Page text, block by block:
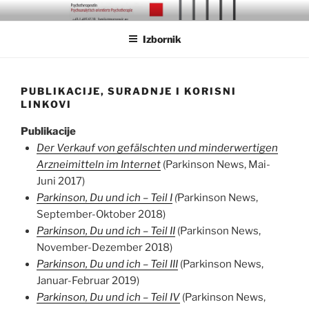
Preskoči
na
LAMIJA MUZUROVIĆ, PROF.
PSYCHOTHERAPEUTIN IN AUSBILDUNG UNTER SUPERVISION
Izbornik
PUBLIKACIJE, SURADNJE I KORISNI
LINKOVI
Publikacije
Der Verkauf von gefälschten und minderwertigen
Arzneimitteln im Internet(Parkinson News, Mai-
Juni 2017)
Parkinson, Du und ich – Teil I(Parkinson News,
September-Oktober 2018)
Parkinson, Du und ich – Teil II(Parkinson News,
November-Dezember 2018)
Parkinson, Du und ich – Teil III(Parkinson News,
Januar-Februar 2019)
Parkinson, Du und ich – Teil IV(Parkinson News,